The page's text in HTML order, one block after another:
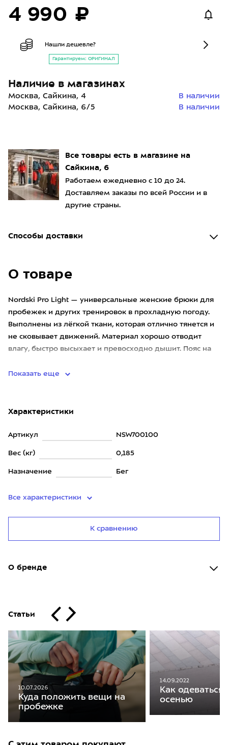
Все товары есть в магазине на
Сайкина, 6
Работаем ежедневно с 10 до 24.
Доставляем заказы по всей России и в
другие страны.
Способы доставки
О товаре
Nordski Pro Light — универсальные женские брюки для
пробежек и других тренировок в прохладную погоду.
Выполнены из лёгкой ткани, которая отлично тянется и
не сковывает движений. Материал хорошо отводит
влагу, быстро высыхает и превосходно дышит. Пояс на
Показать еще
Характеристики
Артикул NSW700100
Вес (кг) 0,185
Назначение Бег
Все характеристики
К сравнению
О бренде
Статьи
10.07.2026
Куда положить вещи на
пробежке
14.09.2022
Как одеваться
осенью
4 990 ₽
Нашли дешевле?
Гарантируем: ОРИГИНАЛ
Наличие в магазинах
Москва, Сайкина, 4
В наличии
Москва, Сайкина, 6/5
В наличии